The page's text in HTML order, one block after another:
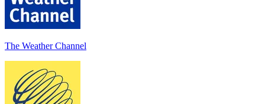
The Weather Channel